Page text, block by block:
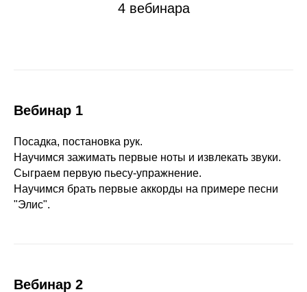
4 вебинара
Вебинар 1
Посадка, постановка рук.
Научимся зажимать первые ноты и извлекать звуки.
Сыграем первую пьесу-упражнение.
Научимся брать первые аккорды на примере песни
"Элис".
Вебинар 2